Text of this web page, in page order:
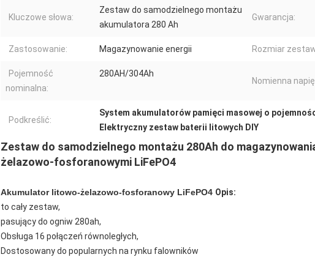
Kluczowe słowa:
Zestaw do samodzielnego montażu
akumulatora 280 Ah
Gwarancja:
Zastosowanie: Magazynowanie energii Rozmiar
Pojemność
nominalna:
280AH/304Ah
Nomienna
Podkreślić:
System akumulatorów pamięci masowej o
Elektryczny zestaw baterii litowych DIY
Zestaw do samodzielnego montażu 280Ah do
żelazowo-fosforanowymi LiFePO4
Akumulator litowo-żelazowo-fosforanowy LiFePO4 Opis:
to cały zestaw,
pasujący do ogniw 280ah,
Obsługa 16 połączeń równoległych,
Dostosowany do popularnych na rynku falowników